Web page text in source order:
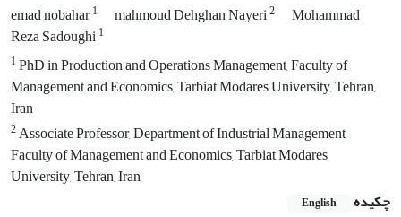
emad nobahar1 mahmoud Dehghan Nayeri2
Mohammad
Reza Sadoughi1
1PhD in Production and Operations Management, Faculty of
Management and Economics, Tarbiat Modares University, Tehran,
Iran
2Associate Professor, Department of Industrial Management,
Faculty of Management and Economics, Tarbiat Modares
University, Tehran, Iran
چکیده
English